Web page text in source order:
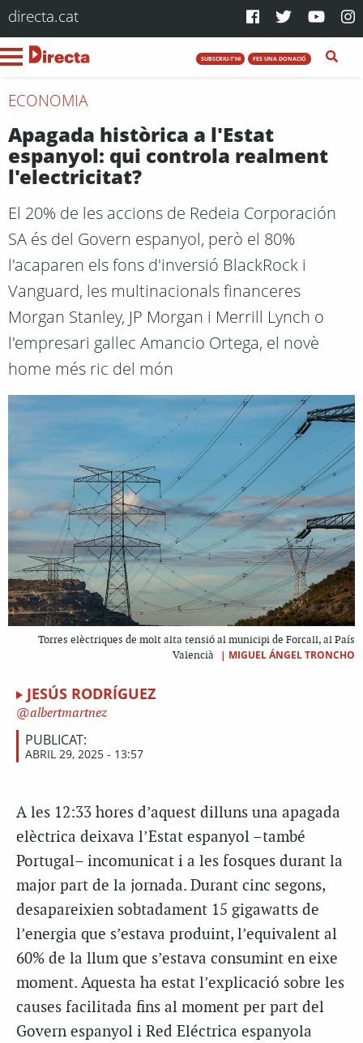
directa.cat
SUBSCRIU-T'HI FES UNA DONACIÓ
ECONOMIA
Apagada històrica a l'Estat
espanyol: qui controla realment
l'electricitat?
El 20% de les accions de Redeia Corporación
SA és del Govern espanyol, però el 80%
l'acaparen els fons d'inversió BlackRock i
Vanguard, les multinacionals financeres
Morgan Stanley, JP Morgan i Merrill Lynch o
l'empresari gallec Amancio Ortega, el novè
home més ric del món
Torres elèctriques de molt alta tensió al municipi de Forcall, al País
Valencià
| MIGUEL ÁNGEL TRONCHO
JESÚS RODRÍGUEZ
albertmartnez
PUBLICAT:
ABRIL 29, 2025 - 13:57
A les 12:33 hores d’aquest dilluns una apagada
elèctrica deixava l’Estat espanyol –també
Portugal– incomunicat i a les fosques durant la
major part de la jornada. Durant cinc segons,
desapareixien sobtadament 15 gigawatts de
l’energia que s’estava produint, l’equivalent al
60% de la llum que s’estava consumint en eixe
moment. Aquesta ha estat l’explicació sobre les
causes facilitada fins al moment per part del
Govern espanyol i Red Eléctrica espanyola